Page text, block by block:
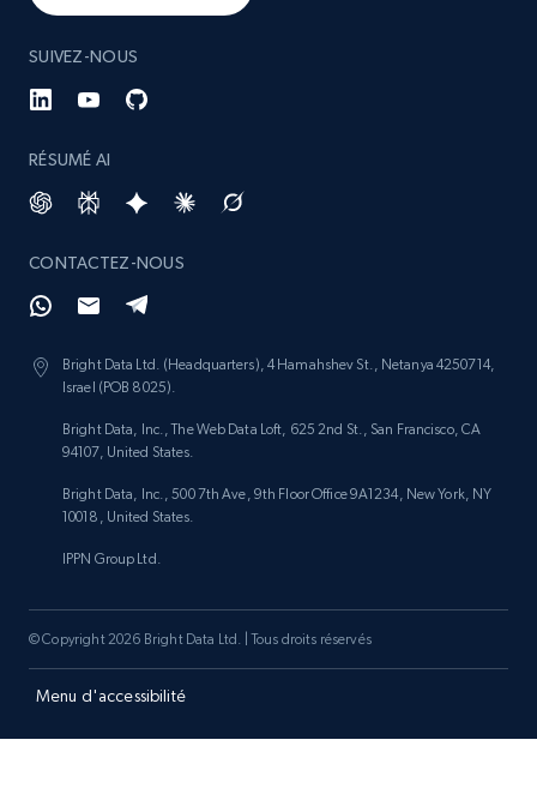
SUIVEZ-NOUS
RÉSUMÉ AI
CONTACTEZ-NOUS
Bright Data Ltd. (Headquarters), 4 Hamahshev St., Netanya 4250714,
Israel (POB 8025).
Bright Data, Inc., The Web Data Loft, 625 2nd St., San Francisco, CA
94107, United States.
Bright Data, Inc., 500 7th Ave, 9th Floor Office 9A1234, New York, NY
10018, United States.
IPPN Group Ltd.
Menu d'accessibilité
© Copyright 2026 Bright Data Ltd. | Tous droits réservés